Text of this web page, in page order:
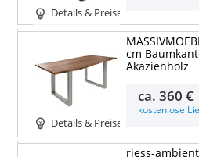
Details & Preise
Details & Preise
cm
Akazienholz
ca.360 €
kostenlose
riess-